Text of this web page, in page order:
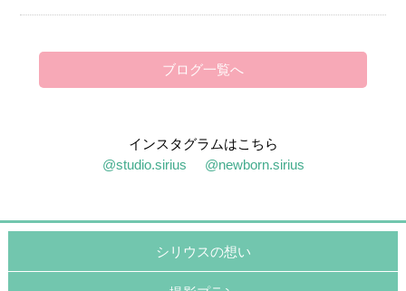
ブログ一覧へ
インスタグラムはこちら
@studio.sirius
@newborn.sirius
シリウスの想い